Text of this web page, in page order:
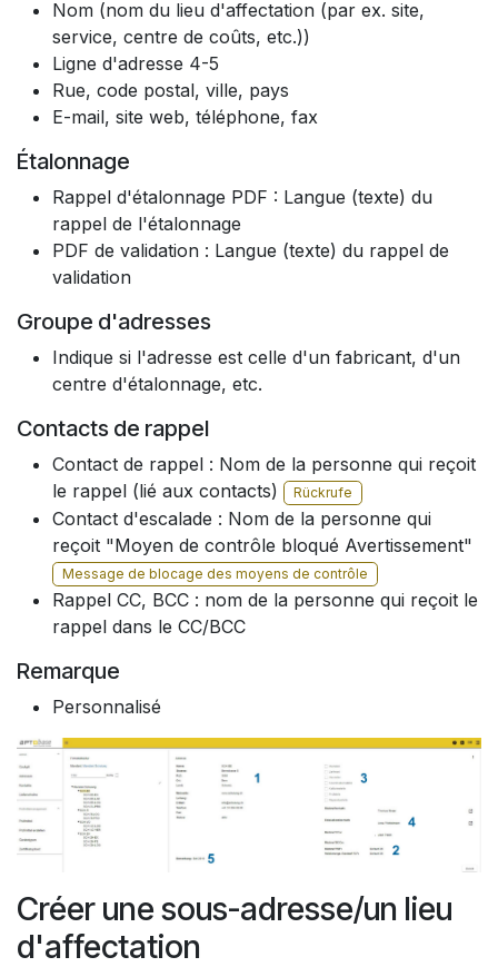
Nom (nom du lieu d'affectation (par ex. site,
service, centre de coûts, etc.))
Ligne d'adresse 4-5
Rue, code postal, ville, pays​
E-mail, site web, téléphone, fax
Étalonnage
Rappel d'étalonnage PDF : Langue (texte) du
rappel de l'étalonnage
PDF de validation : Langue (texte) du rappel de
validation
Groupe d'adresses
Indique si l'adresse est celle d'un fabricant, d'un
centre d'étalonnage, etc.
Contacts de rappel
Contact de rappel : Nom de la personne qui reçoit
le rappel (lié aux contacts)
Rückrufe
Contact d'escalade : Nom de la personne qui
reçoit "Moyen de contrôle bloqué Avertissement"
Message de blocage des moyens de contrôle
Rappel CC, BCC : nom de la personne qui reçoit le
rappel dans le CC/BCC
Remarque
Personnalisé
Créer une sous-adresse/un lieu
d'affectation